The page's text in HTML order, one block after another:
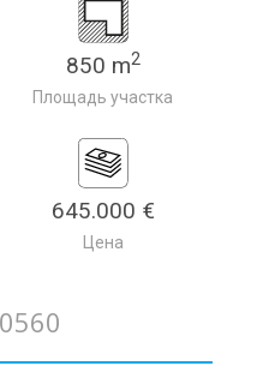
850 m2
Площадь участка
645.000 €
Цена